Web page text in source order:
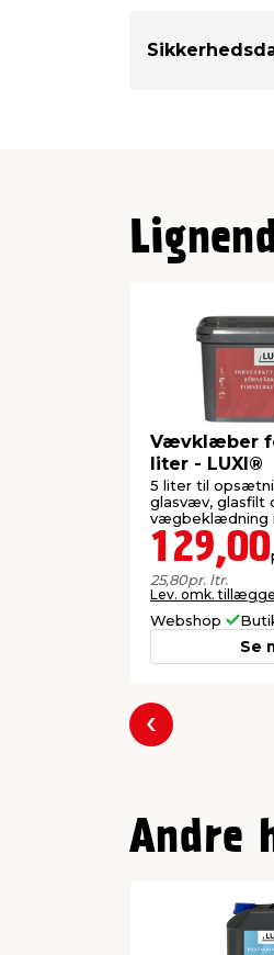
Vævklæber
liter - LUXI®
5 liter til
glasvæv, glasfilt
vægbeklædning
papirbagside i
129,00
25,80pr. ltr.
Lev. omk.
Webshop
Se
Forrige
Andre